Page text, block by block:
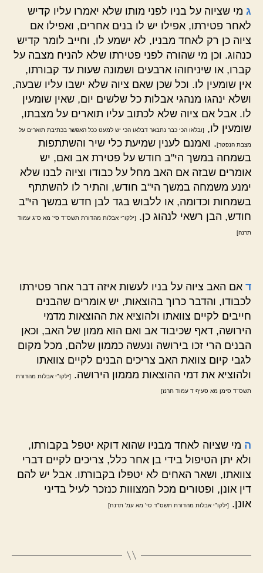
ג מי שציוה על בניו לפני מותו שלא יאמרו עליו קדיש
לאחר פטירתו, אפילו יש לו בנים אחרים, ואפילו אם
ציוה כן רק לאחד מבניו, לא ישמע לו, וחייב לומר קדיש
כנהוג. וכן מי שהורה לפני פטירתו שלא להניח מצבה על
קברו, או שיניחוהו ארבעים ושמונה שעות עד קבורתו,
אין שומעין לו. וכל שכן שאם ציוה שלא ישבו עליו שבעה,
ושלא ינהגו מנהגי אבלות כל שלשים יום, שאין שומעין
לו. אבל אם ציוה שלא לכתוב עליו תוארים על מצבתו,
שומעין לו,
[ובלאו הכי כבר נתבאר דבלאו הכי יש למעט ככל האפשר בכתיבת תוארים על
מצבת הנפטר]. ואמנם לענין שמיעת כלי שיר והשתתפות
בשמחה במשך הי"ב חודש על פטירת אב ואם, יש
אומרים שבזה אם האב מחל על כבודו וציוה לבנו שלא
ימנע משמחה במשך הי"ב חודש, והתיר לו להשתתף
בשמחות וכדומה, או ללבוש בגד לבן חדש במשך הי"ב
חודש, הבן רשאי לנהוג כן.
[ילקו"י אבלות מהדורת תשס"ד סי' מא ס"ג עמוד
תרנה]
ד אם האב ציוה על בניו לעשות איזה דבר אחר פטירתו
לכבודו, והדבר כרוך בהוצאות, יש אומרים שהבנים
חייבים לקיים צוואתו ולהוציא את ההוצאות מדמי
הירושה, דאף שכיבוד אב ואם הוא ממון של האב, וכאן
הבנים הרי זכו בירושה ונעשה כממון שלהם, מכל מקום
לגבי קיום צוואת האב צריכים הבנים לקיים צוואתו
ולהוציא את דמי ההוצאות מממון הירושה.
[ילקו"י אבלות מהדורת
תשס"ד סימן מא סעיף ד עמוד תרנז]
ה מי שציוה לאחד מבניו שהוא דוקא יטפל בקבורתו,
ולא יתן הטיפול בידי בן אחר כלל, צריכים לקיים דברי
צוואתו, ושאר האחים לא יטפלו בקבורתו. אבל יש להם
דין אונן, ופטורים מכל המצווות כנזכר לעיל בדיני
אונן.
[ילקו"י אבלות מהדורת תשס"ד סי' מא עמ' תרנח]